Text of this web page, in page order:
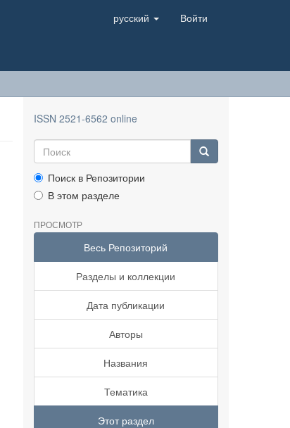
русский Войти
ISSN 2521-6562 online
Поиск в Репозитории
В этом разделе
ПРОСМОТР
Весь Репозиторий
Разделы и коллекции
Дата публикации
Авторы
Названия
Тематика
Этот раздел